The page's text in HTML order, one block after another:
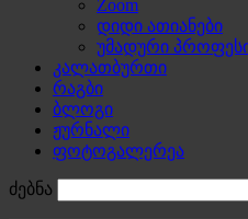
Zoom
დიდი ათიანები
უმადური
კალათბურთი
რაგბი
ბლოგი
ჟურნალი
ფოტოგალერეა
ძებნა